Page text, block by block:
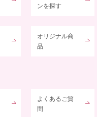
ンを探す
オリジナル商
品
よくあるご質
問